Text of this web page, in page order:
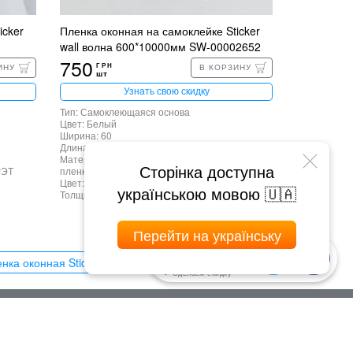
Пленка оконная на самоклейке Sticker
wall волна 600*10000мм SW-00002652
750 ГРН
шт
В КОРЗИНУ
Узнать свою скидку
Тип: Самоклеющаяся основа
Цвет: Белый
Ширина: 60
Длина: 1000
Материал: Поливинилхлорид (PVC) + РЭТ
пленка
Цвет: Прозрачный
Толщина: 0.01
оконная Sticker wall 600*10000мм SW-00002606 →
Онлайн помощь
Сделаем скидку
Сторінка доступна
українською мовою 🇺🇦
Перейти на українську